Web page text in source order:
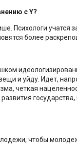
с Y?
Психологи учатся
более
и уйду. Идет,
четкая
государства,
чтобы